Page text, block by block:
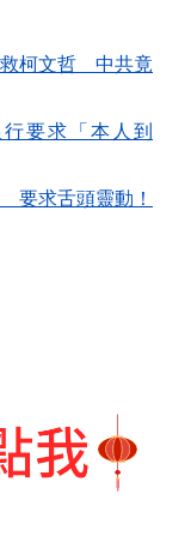
救柯文哲 中共竟
要求「本人到
要求舌頭靈動！